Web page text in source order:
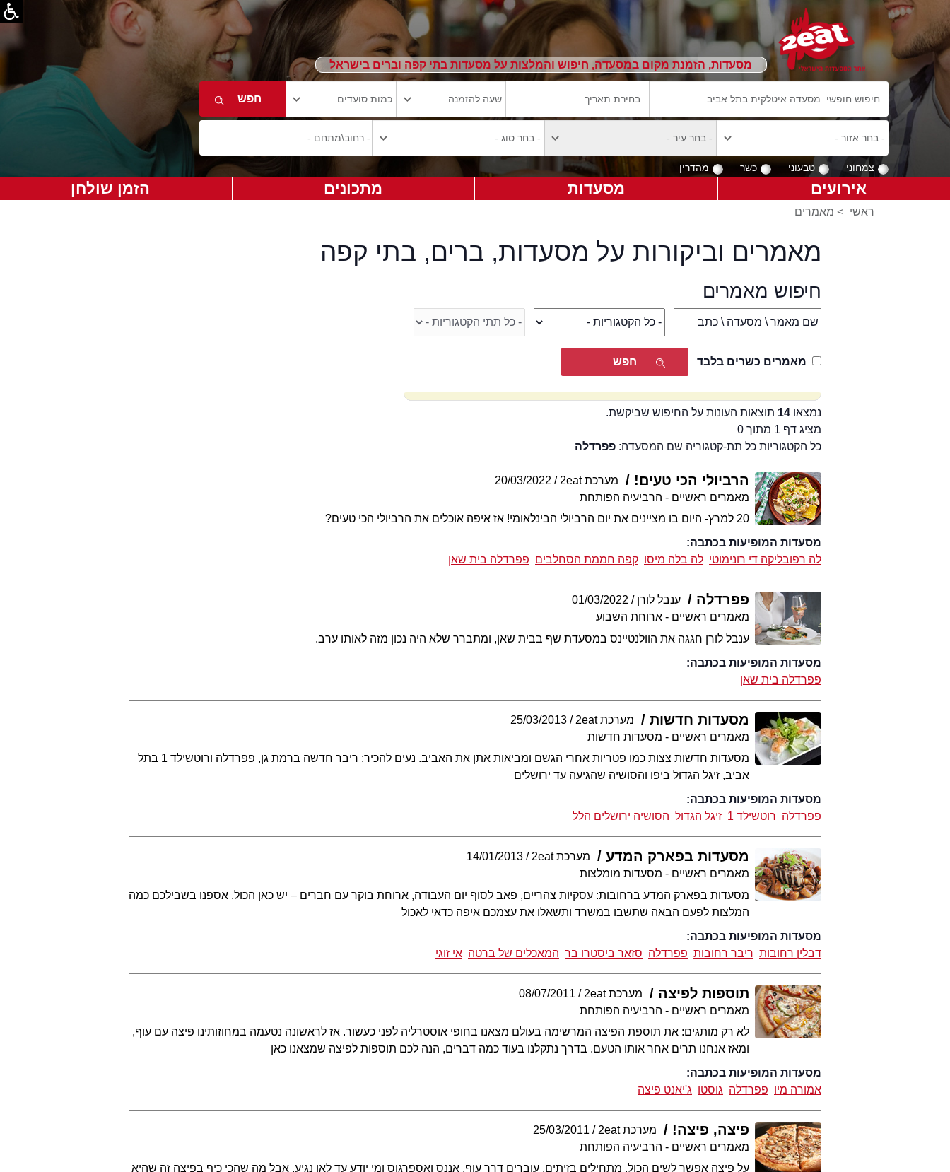
מסעדות, הזמנת מקום במסעדה, חיפוש והמלצות על מסעדות בתי קפה וברים בישראל
צמחוני טבעוני כשר מהדרין
אירועים מסעדות מתכונים הזמן שולחן
ראשי > מאמרים
מאמרים וביקורות על מסעדות, ברים, בתי קפה
חיפוש מאמרים
מאמרים כשרים בלבד
נמצאו 14 תוצאות העונות על החיפוש שביקשת.
מציג דף 1 מתוך 0
כל הקטגוריות כל תת-קטגוריה שם המסעדה: פפרדלה
הרביולי הכי טעים! מערכת 2eat
20/03/2022
מאמרים ראשיים - הרביעיה הפותחת
20 למרץ- היום בו מציינים את יום הרביולי הבינלאומי! אז איפה אוכלים את הרביולי הכי טעים?
מסעדות המופיעות בכתבה:
לה רפובליקה די רונימוטי לה בלה מיסו קפה חממת הסחלבים פפרדלה בית שאן
פפרדלה ענבל לורן
01/03/2022
מאמרים ראשיים - ארוחת השבוע
ענבל לורן חגגה את הוולנטיינס במסעדת שף בבית שאן, ומתברר שלא היה נכון מזה לאותו ערב.
מסעדות המופיעות בכתבה:
פפרדלה בית שאן
מסעדות חדשות מערכת 2eat
25/03/2013
מאמרים ראשיים - מסעדות חדשות
מסעדות חדשות צצות כמו פטריות אחרי הגשם ומביאות אתן את האביב. נעים להכיר: ריבר חדשה ברמת גן, פפרדלה ורוטשילד 1 בתל
אביב, זיגל הגדול ביפו והסושיה שהגיעה עד ירושלים
מסעדות המופיעות בכתבה:
פפרדלה רוטשילד 1 זיגל הגדול הסושיה ירושלים הלל
מסעדות בפארק המדע מערכת 2eat
14/01/2013
מאמרים ראשיים - מסעדות מומלצות
מסעדות בפארק המדע ברחובות: עסקיות צהריים, פאב לסוף יום העבודה, ארוחת בוקר עם חברים – יש כאן הכול. אספנו בשבילכם כמה
המלצות לפעם הבאה שתשבו במשרד ותשאלו את עצמכם איפה כדאי לאכול
מסעדות המופיעות בכתבה:
דבלין רחובות ריבר רחובות פפרדלה סזאר ביסטרו בר המאכלים של ברטה אי זוגי
תוספות לפיצה מערכת 2eat
08/07/2011
מאמרים ראשיים - הרביעיה הפותחת
לא רק מותגים: את תוספת הפיצה המרשימה בעולם מצאנו בחופי אוסטרליה לפני כעשור. אז לראשונה נטעמה במחוזותינו פיצה עם עוף,
ומאז אנחנו תרים אחר אותו הטעם. בדרך נתקלנו בעוד כמה דברים, הנה לכם תוספות לפיצה שמצאנו כאן
מסעדות המופיעות בכתבה:
אמורה מיו פפרדלה גוסטו ג'יאנט פיצה
פיצה, פיצה! מערכת 2eat
25/03/2011
מאמרים ראשיים - הרביעיה הפותחת
על פיצה אפשר לשים הכול. מתחילים בזיתים, עוברים דרך עוף, אננס ואספרגוס ומי יודע עד לאן נגיע. אבל מה שהכי כיף בפיצה זה שהיא